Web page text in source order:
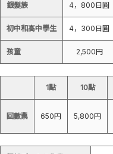
銀髮族 4，800日圓
初中和高中學生 4，300日圓
孩童 2,500円
1點 10點
回數票 650円 5,800円